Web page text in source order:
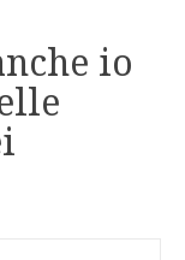
io